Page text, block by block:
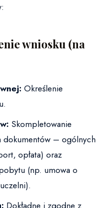
wniosku (na
Określenie
Skompletowanie
dokumentów – ogólnych
opłata) oraz
(np. umowa o